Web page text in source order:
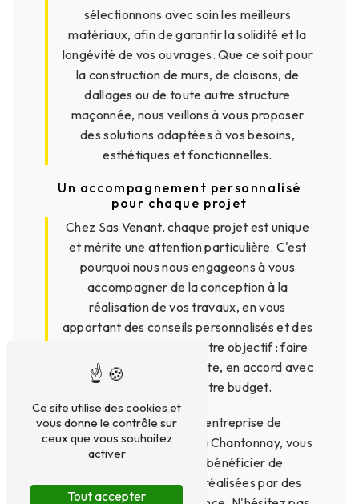
sélectionnons avec soin les meilleurs
matériaux, afin de garantir la solidité et la
longévité de vos ouvrages. Que ce soit pour
la construction de murs, de cloisons, de
dallages ou de toute autre structure
maçonnée, nous veillons à vous proposer
des solutions adaptées à vos besoins,
esthétiques et fonctionnelles.
Un accompagnement personnalisé
pour chaque projet
Chez Sas Venant, chaque projet est unique
et mérite une attention particulière. C'est
pourquoi nous nous engageons à vous
accompagner de la conception à la
réalisation de vos travaux, en vous
apportant des conseils personnalisés et des
solutions sur-mesure. Notre objectif : faire
de votre projet une réussite, en accord avec
vos attentes et votre budget.
En faisant appel à l'entreprise de
maçonnerie Sas Venant à Chantonnay, vous
avez l'assurance de bénéficier de
prestations de qualité, réalisées par des
Ce site utilise des cookies et
vous donne le contrôle sur
ceux que vous souhaitez
activer
Tout accepter